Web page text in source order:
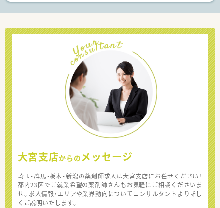
大宮支店からの メッセージ
埼玉・群馬・栃木・新潟の薬剤師求人は大宮支店にお任せください！
都内23区でご就業希望の薬剤師さんもお気軽にご相談くださいま
せ。求人情報・エリアや業界動向についてコンサルタントより詳し
くご説明いたします。